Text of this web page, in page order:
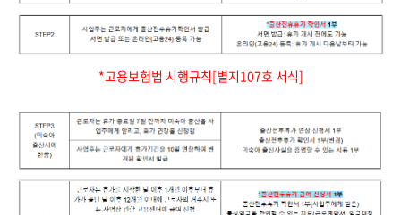
*고용보험법 시행규칙[별지107호 서식]